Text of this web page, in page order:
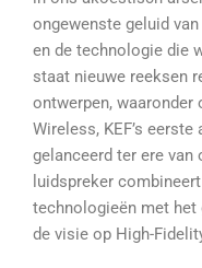
ongewenste geluid
en de technologie die
staat nieuwe reeksen
ontwerpen, waaronder
Wireless, KEF’s
gelanceerd ter ere van
luidspreker
technologieën met het
de visie op High-